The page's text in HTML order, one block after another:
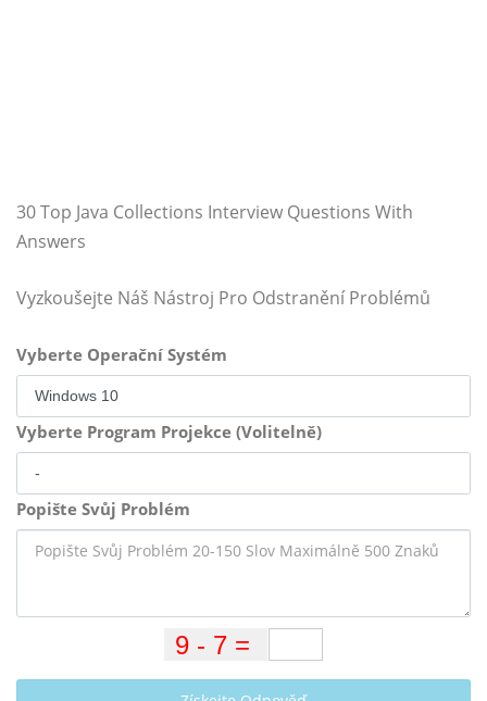
30 Top Java Collections Interview Questions With
Answers
Vyzkoušejte Náš Nástroj Pro Odstranění Problémů
Vyberte Operační Systém
Vyberte Program Projekce (Volitelně)
Popište Svůj Problém